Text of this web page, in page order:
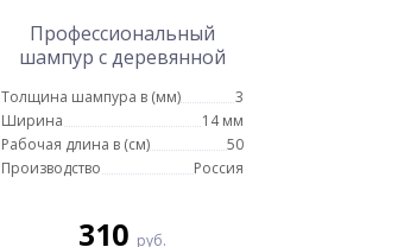
Профессиональный
шампур с деревянной
мм - 50 см
Толщина шампура в (мм)
3
Ширина
14 мм
Рабочая длина в (см)
50
Производство
Россия
310 руб.